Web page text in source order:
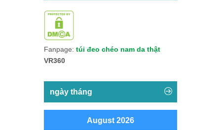
Fanpage: túi đeo chéo nam da thật
VR360
ngày tháng
August 2026